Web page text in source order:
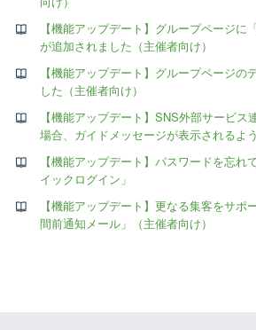
【機能アップデート】グループページに
が追加されました（主催者向け）
【機能アップデート】グループページの
した（主催者向け）
【機能アップデート】SNS外部サービ
場合、ガイドメッセージが表示されるよ
【機能アップデート】パスワードを忘れ
イックログイン」
【機能アップデート】更なる集客をサポ
間前通知メール」（主催者向け）